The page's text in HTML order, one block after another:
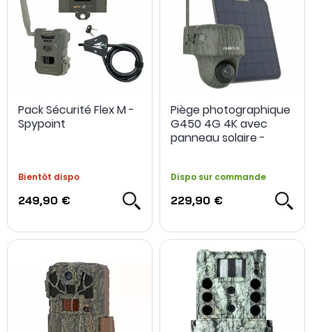
Pack Sécurité Flex M -
Spypoint
Bientôt dispo
249,90 €
Piège photographique
G450 4G 4K avec
panneau solaire -
Dispo sur commande
229,90 €